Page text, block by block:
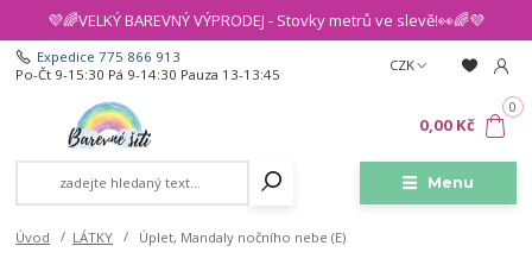
💜🌈VELKÝ BAREVNÝ VÝPRODEJ - Stovky metrů ve slevě!👀🌈💜
Menu
CZK
Expedice 775 866 913
Po-Čt 9-15:30 Pá 9-14:30 Pauza 13-13:45
0
0,00 Kč
Úvod LÁTKY Úplet, Mandaly nočního nebe (E)